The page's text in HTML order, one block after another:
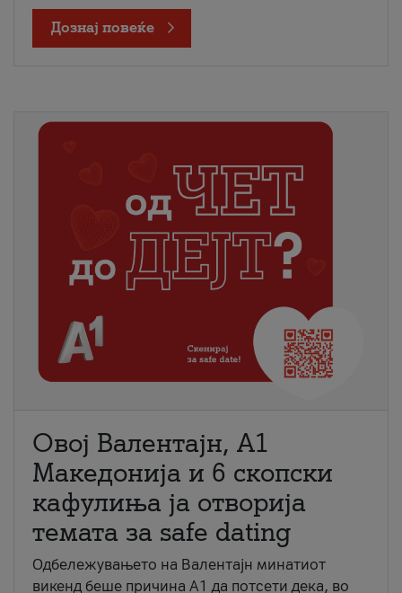
Дознај повеќе
Овој Валентајн, A1
Македонија и 6 скопски
кафулиња ја отворија
темата за safe dating
Одбележувањето на Валентајн минатиот
викенд беше причина А1 да потсети дека, во